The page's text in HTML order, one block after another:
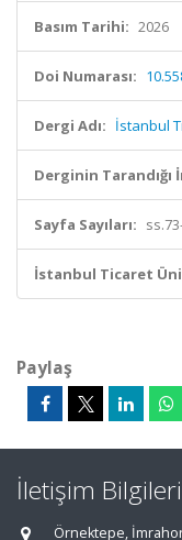
Basım Tarihi: 2026
Doi Numarası:
Dergi Adı: İstanbul
Derginin Tarandığı
Sayfa Sayıları:
İstanbul Ticaret
Paylaş
İletişim Bilgileri
Örnektepe,